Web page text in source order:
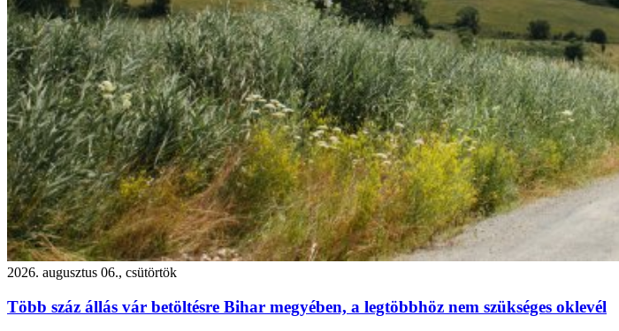
2026. augusztus 06., csütörtök
Több száz állás vár betöltésre Bihar megyében, a legtöbbhöz nem szükséges oklevél